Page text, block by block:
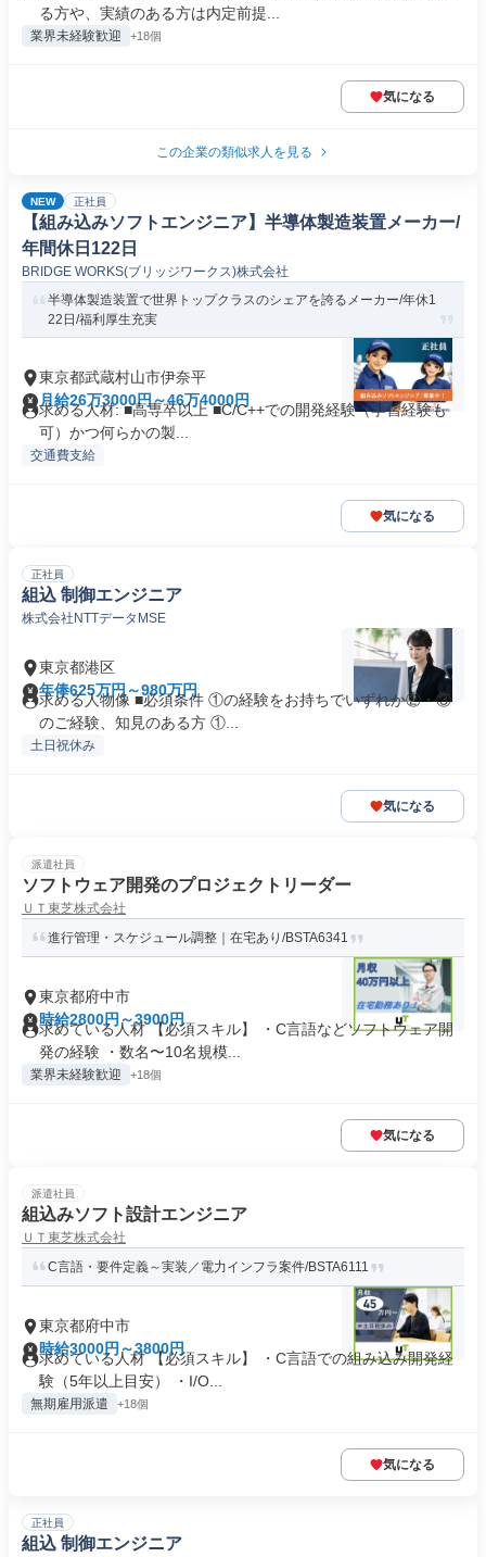
る方や、実績のある方は内定前提...
業界未経験歓迎 +18個
気になる
この企業の類似求人を見る
NEW 正社員
【組み込みソフトエンジニア】半導体製造装置メーカー/
年間休日122日
BRIDGE WORKS(ブリッジワークス)株式会社
半導体製造装置で世界トップクラスのシェアを誇るメーカー/年休1
22日/福利厚生充実
東京都武蔵村山市伊奈平
月給26万3000円～46万4000円
求める人材: ■高専卒以上 ■C/C++での開発経験（学習経験も
可）かつ何らかの製...
交通費支給
気になる
正社員
組込 制御エンジニア
株式会社NTTデータMSE
東京都港区
年俸625万円～980万円
求める人物像 ■必須条件 ①の経験をお持ちでいずれか②・③
のご経験、知見のある方 ①...
土日祝休み
気になる
派遣社員
ソフトウェア開発のプロジェクトリーダー
ＵＴ東芝株式会社
進行管理・スケジュール調整｜在宅あり/BSTA6341
東京都府中市
時給2800円～3900円
求めている人材 【必須スキル】 ・C言語などソフトウェア開
発の経験 ・数名〜10名規模...
業界未経験歓迎 +18個
気になる
派遣社員
組込みソフト設計エンジニア
ＵＴ東芝株式会社
C言語・要件定義～実装／電力インフラ案件/BSTA6111
東京都府中市
時給3000円～3800円
求めている人材 【必須スキル】 ・C言語での組み込み開発経
験（5年以上目安） ・I/O...
無期雇用派遣 +18個
気になる
正社員
組込 制御エンジニア